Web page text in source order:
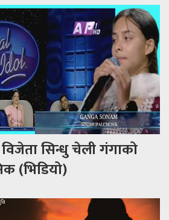
सिन्धु चेली गंगाको
(भिडियो)